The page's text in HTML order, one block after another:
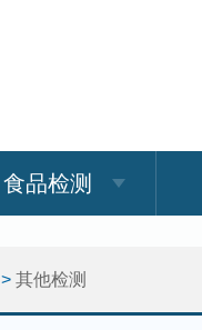
食品检测
> 其他检测